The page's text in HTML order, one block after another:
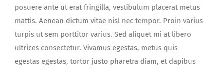
posuere ante ut erat fringilla, vestibulum placerat metus
mattis. Aenean dictum vitae nisl nec tempor. Proin varius
turpis ut sem porttitor varius. Sed aliquet mi at libero
ultrices consectetur. Vivamus egestas, metus quis
egestas egestas, tortor justo pharetra diam, et dapibus